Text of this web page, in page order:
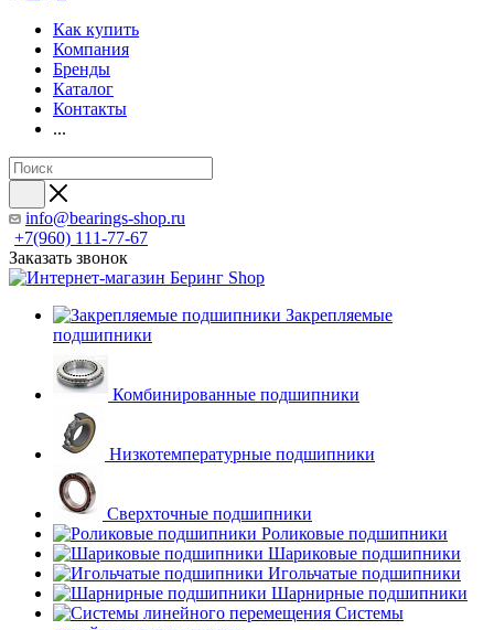
Как купить
Компания
Бренды
Каталог
Контакты
...
info@bearings-shop.ru
+7(960) 111-77-67
Заказать звонок
Закрепляемые
подшипники
Комбинированные подшипники
Низкотемпературные подшипники
Сверхточные подшипники
Роликовые подшипники
Шариковые подшипники
Игольчатые подшипники
Шарнирные подшипники
Системы